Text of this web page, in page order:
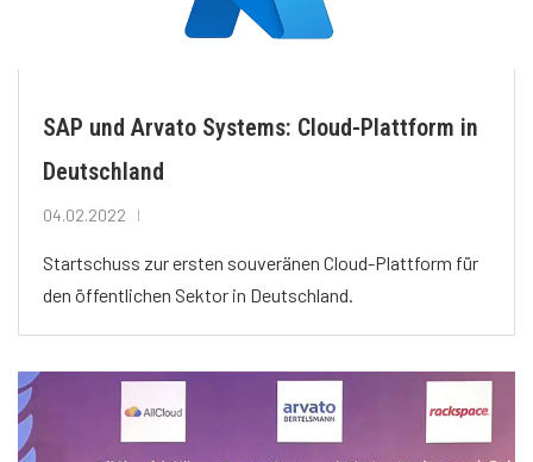
SAP und Arvato Systems: Cloud-Plattform in
Deutschland
04.02.2022
Startschuss zur ersten souveränen Cloud-Plattform für
den öffentlichen Sektor in Deutschland.